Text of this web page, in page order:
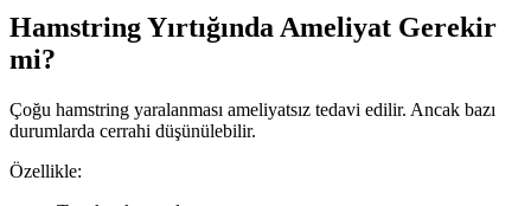
Hamstring Yırtığında Ameliyat Gerekir
mi?
Çoğu hamstring yaralanması ameliyatsız tedavi edilir. Ancak bazı
durumlarda cerrahi düşünülebilir.
Özellikle: